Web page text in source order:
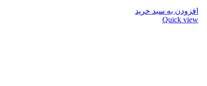
افزودن به سبد خرید
Quick view